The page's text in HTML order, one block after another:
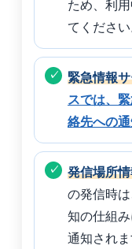
ため、利
てください
緊急情報
スでは、
絡先への
発信場所
の発信時
知の仕組
通知されま